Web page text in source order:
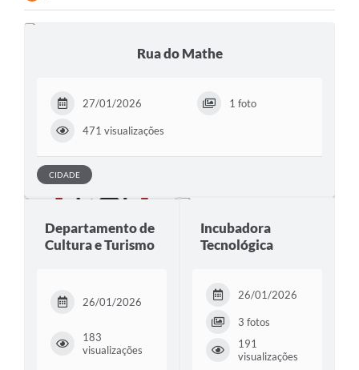
Legislação
PSS Unificado 2025
Solicitação de Remoção 2025/2026: Instituições Escolares
Projeto Nascente Viva
Agência do Trabalhador
Rua do Mathe
27/01/2026 1 foto
471 visualizações
CIDADE
Departamento de
Cultura e Turismo
26/01/2026
183
visualizações
Incubadora
Tecnológica
26/01/2026
3 fotos
191
visualizações